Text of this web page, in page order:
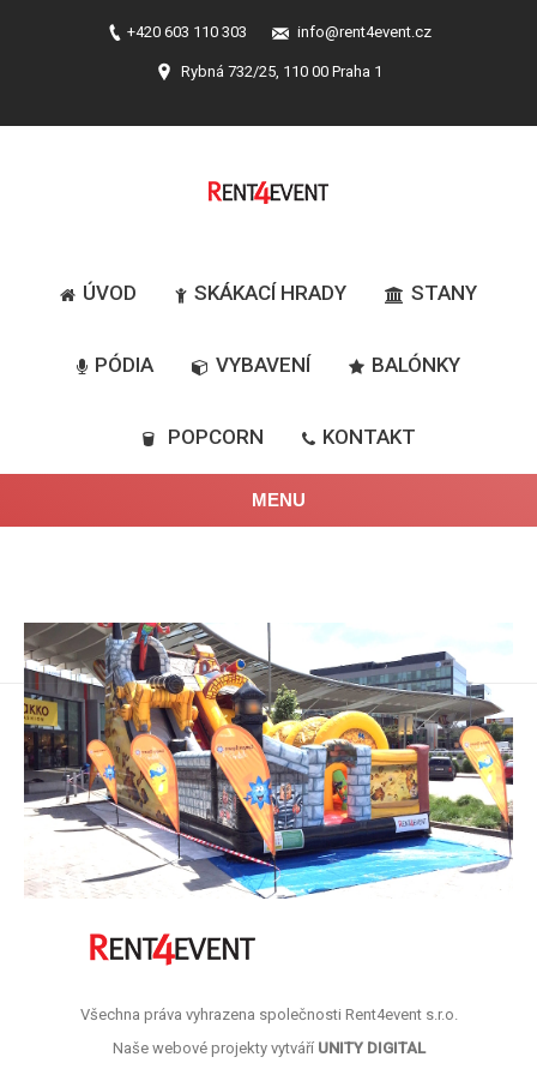
+420 603 110 303 info@rent4event.cz
Rybná 732/25, 110 00 Praha 1
ÚVOD SKÁKACÍ HRADY STANY
PÓDIA VYBAVENÍ BALÓNKY
POPCORN KONTAKT
MENU
Všechna práva vyhrazena společnosti Rent4event s.r.o.
Naše webové projekty vytváří UNITY DIGITAL